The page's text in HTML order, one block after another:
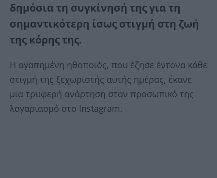
δημόσια τη συγκίνησή της για τη
σημαντικότερη ίσως στιγμή στη ζωή
της κόρης της.
Η αγαπημένη ηθοποιός, που έζησε έντονα κάθε
στιγμή της ξεχωριστής αυτής ημέρας, έκανε
μια τρυφερή ανάρτηση στον προσωπικό της
λογαριασμό στο Instagram.